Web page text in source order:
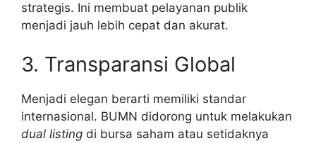
strategis. Ini membuat pelayanan publik
menjadi jauh lebih cepat dan akurat.
3. Transparansi Global
Menjadi elegan berarti memiliki standar
internasional. BUMN didorong untuk melakukan
dual listing di bursa saham atau setidaknya